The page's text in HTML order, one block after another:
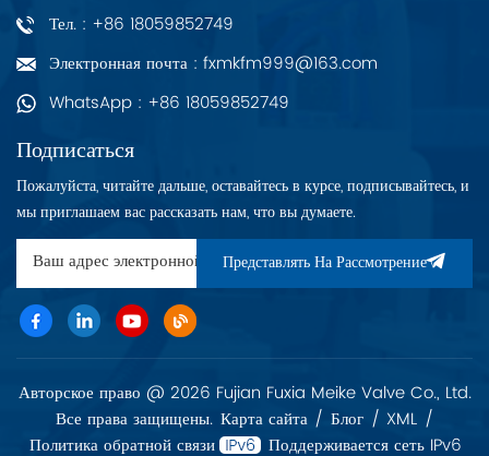
Тел. : +86 18059852749
Электронная почта : fxmkfm999@163.com
WhatsApp : +86 18059852749
Подписаться
Пожалуйста, читайте дальше, оставайтесь в курсе, подписывайтесь, и
мы приглашаем вас рассказать нам, что вы думаете.
Представлять На Рассмотрение
Авторское право @ 2026 Fujian Fuxia Meike Valve Co., Ltd.
Все права защищены. Карта сайта / Блог / XML /
Политика обратной связи
Поддерживается сеть IPv6